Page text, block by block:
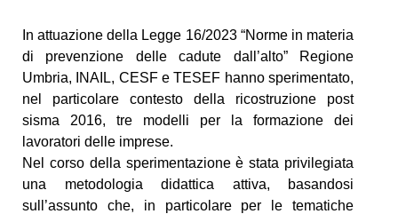
In attuazione della Legge 16/2023 “Norme in materia
di prevenzione delle cadute dall’alto” Regione
Umbria, INAIL, CESF e TESEF hanno sperimentato,
nel particolare contesto della ricostruzione post
sisma 2016, tre modelli per la formazione dei
lavoratori delle imprese.
Nel corso della sperimentazione è stata privilegiata
una metodologia didattica attiva, basandosi
sull’assunto che, in particolare per le tematiche